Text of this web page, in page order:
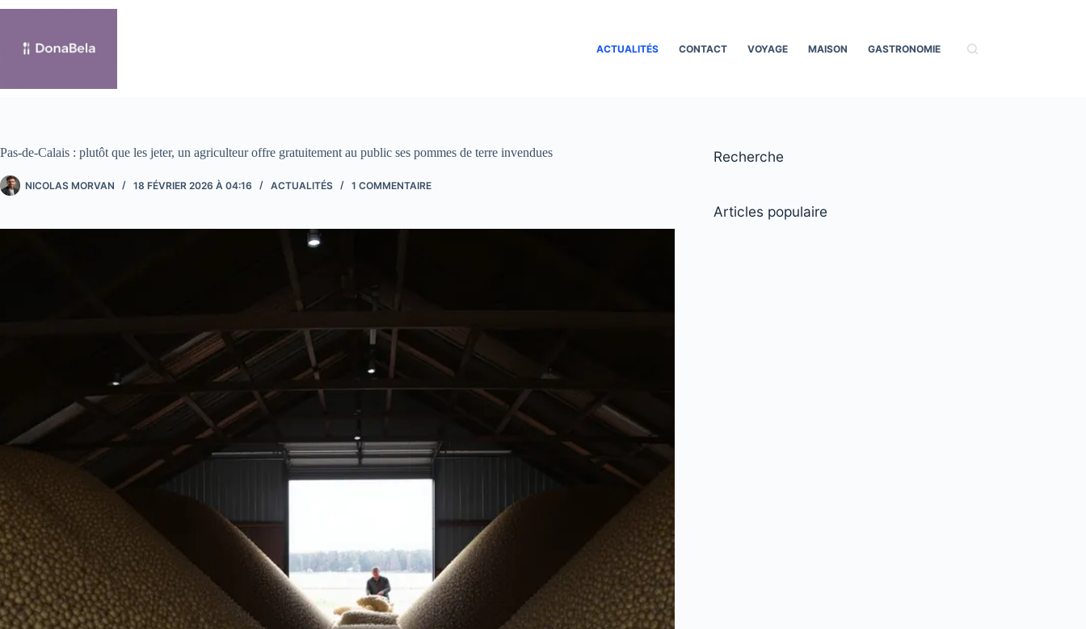
Passer
ACTUALITÉS CONTACT VOYAGE MAISON GASTRONOMIE
Pas-de-Calais : plutôt que les jeter, un agriculteur offre gratuitement au public ses pommes de terre invendues
NICOLAS MORVAN 18 FÉVRIER 2026 À 04:16 ACTUALITÉS 1 COMMENTAIRE
Recherche
Articles populaire